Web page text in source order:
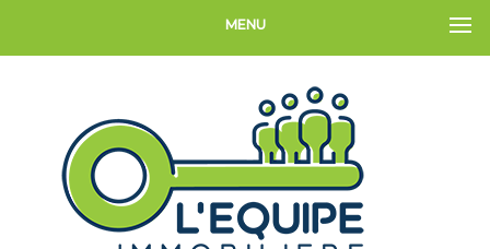
MENU